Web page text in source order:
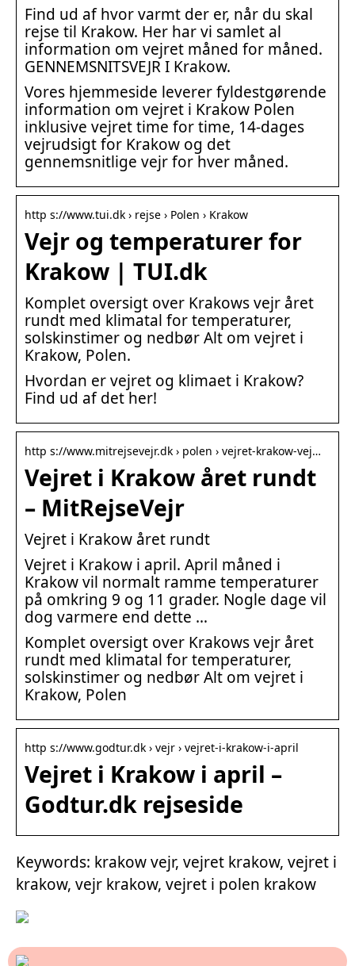
Find ud af hvor varmt der er, når du skal
rejse til Krakow. Her har vi samlet al
information om vejret måned for måned.
GENNEMSNITSVEJR I Krakow.
Vores hjemmeside leverer fyldestgørende
information om vejret i Krakow Polen
inklusive vejret time for time, 14-dages
vejrudsigt for Krakow og det
gennemsnitlige vejr for hver måned.
http s://www.tui.dk › rejse › Polen › Krakow
Vejr og temperaturer for
Krakow | TUI.dk
Komplet oversigt over Krakows vejr året
rundt med klimatal for temperaturer,
solskinstimer og nedbør Alt om vejret i
Krakow, Polen.
Hvordan er vejret og klimaet i Krakow?
Find ud af det her!
http s://www.mitrejsevejr.dk › polen › vejret-krakow-vej…
Vejret i Krakow året rundt
– MitRejseVejr
Vejret i Krakow året rundt
Vejret i Krakow i april. April måned i
Krakow vil normalt ramme temperaturer
på omkring 9 og 11 grader. Nogle dage vil
dog varmere end dette …
Komplet oversigt over Krakows vejr året
rundt med klimatal for temperaturer,
solskinstimer og nedbør Alt om vejret i
Krakow, Polen
http s://www.godtur.dk › vejr › vejret-i-krakow-i-april
Vejret i Krakow i april –
Godtur.dk rejseside
Keywords: krakow vejr, vejret krakow, vejret i
krakow, vejr krakow, vejret i polen krakow